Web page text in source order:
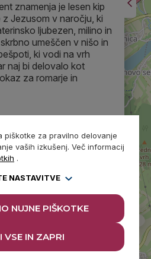
znamenja je lesen kip
z Jezusom v naročju, ki
ljubezen, milino in
umeščen v nišo in
ki vodi na vrh
naj bi delovalo kot
za romarje in
piškotke za pravilno delovanje
vaših izkušenj. Več informacij
.
NASTAVITVE
NUJNE PIŠKOTKE
VSE IN ZAPRI